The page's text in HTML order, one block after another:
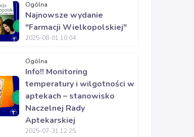
Ogólna
Najnowsze wydanie
"Farmacji Wielkopolskiej"
2025-08-01 10:04
Ogólna
Info!! Monitoring
temperatury i wilgotności w
aptekach – stanowisko
Naczelnej Rady
Aptekarskiej
2025-07-31 12:25